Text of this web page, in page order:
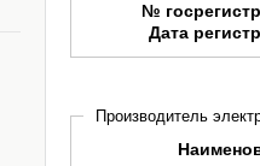
№
Дата
Производитель